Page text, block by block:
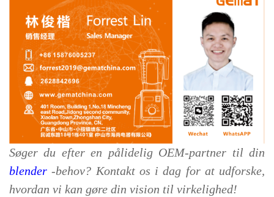
Søger du efter en pålidelig OEM-partner til din
blender-behov? Kontakt os i dag for at udforske,
hvordan vi kan gøre din vision til virkelighed!